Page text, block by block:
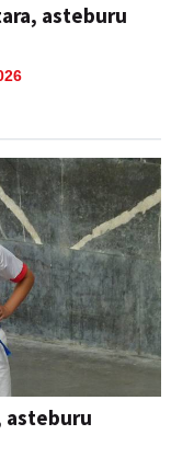
asteburu
asteburu